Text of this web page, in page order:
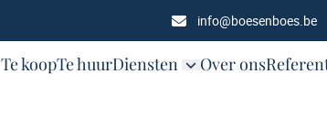
info@boesenboes.be
Te koopTe huurDiensten Over ons